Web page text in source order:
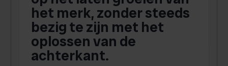
het merk, zonder steeds
bezig te zijn met het
oplossen van de
achterkant.